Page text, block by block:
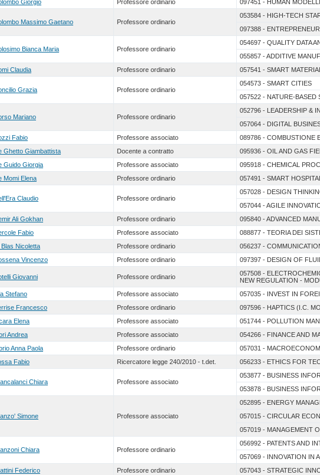
Giorgio
Professore ordinario 097451 - HUMAN
Massimo Gaetano Professore ordinario
053584 - HIGH-TECH
097388 -
Bianca Maria Professore ordinario
054697 - QUALITY DATA
055857 - ADDITIVE
Claudia
Professore ordinario 057541 - SMART
Grazia Professore ordinario
054573 - SMART CITIES
057522 - NATURE-BASED
Mariano Professore ordinario
052796 - LEADERSHIP &
057064 - DIGITAL
Fabio
Professore associato 089786 - COMBUSTIONE
Ghetto Giambattista
Docente a contratto 095936 - OIL AND GAS
Guido Giorgia
Professore associato 095918 - CHEMICAL
Momi Elena
Professore ordinario 057491 - SMART
Claudio Professore ordinario
057028 - DESIGN
057044 - AGILE
Ali Gokhan
Professore ordinario 095840 - ADVANCED
Fabio
Professore associato 088877 - TEORIA DEI
Blas Nicoletta
Professore ordinario 056237 -
Vincenzo
Professore ordinario 097397 - DESIGN OF
Giovanni Professore ordinario
057508 -
NEW REGULATION -
Stefano Professore associato 057035 - INVEST IN
Francesco
Professore ordinario 097596 - HAPTICS (I.C.
Elena
Professore associato 051744 - POLLUTION
Andrea
Professore associato 054266 - FINANCE AND
Anna Paola
Professore ordinario 057031 -
Fabio
Ricercatore legge 240/2010 - t.det. 056233 - ETHICS FOR
Chiara Professore associato
053877 - BUSINESS
053878 - BUSINESS
Simone Professore associato
052895 - ENERGY
057015 - CIRCULAR
057019 - MANAGEMENT
Chiara Professore ordinario
056992 - PATENTS AND
057069 - INNOVATION IN
Federico
Professore ordinario 057043 - STRATEGIC